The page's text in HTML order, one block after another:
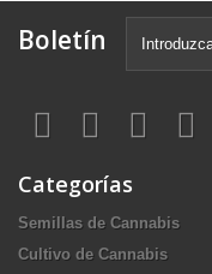
Boletín
Categorías
Semillas de Cannabis
Cultivo de Cannabis